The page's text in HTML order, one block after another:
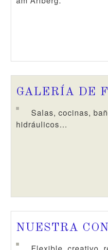
GALERÍA DE
Salas, cocinas,
hidráulicos…
NUESTRA